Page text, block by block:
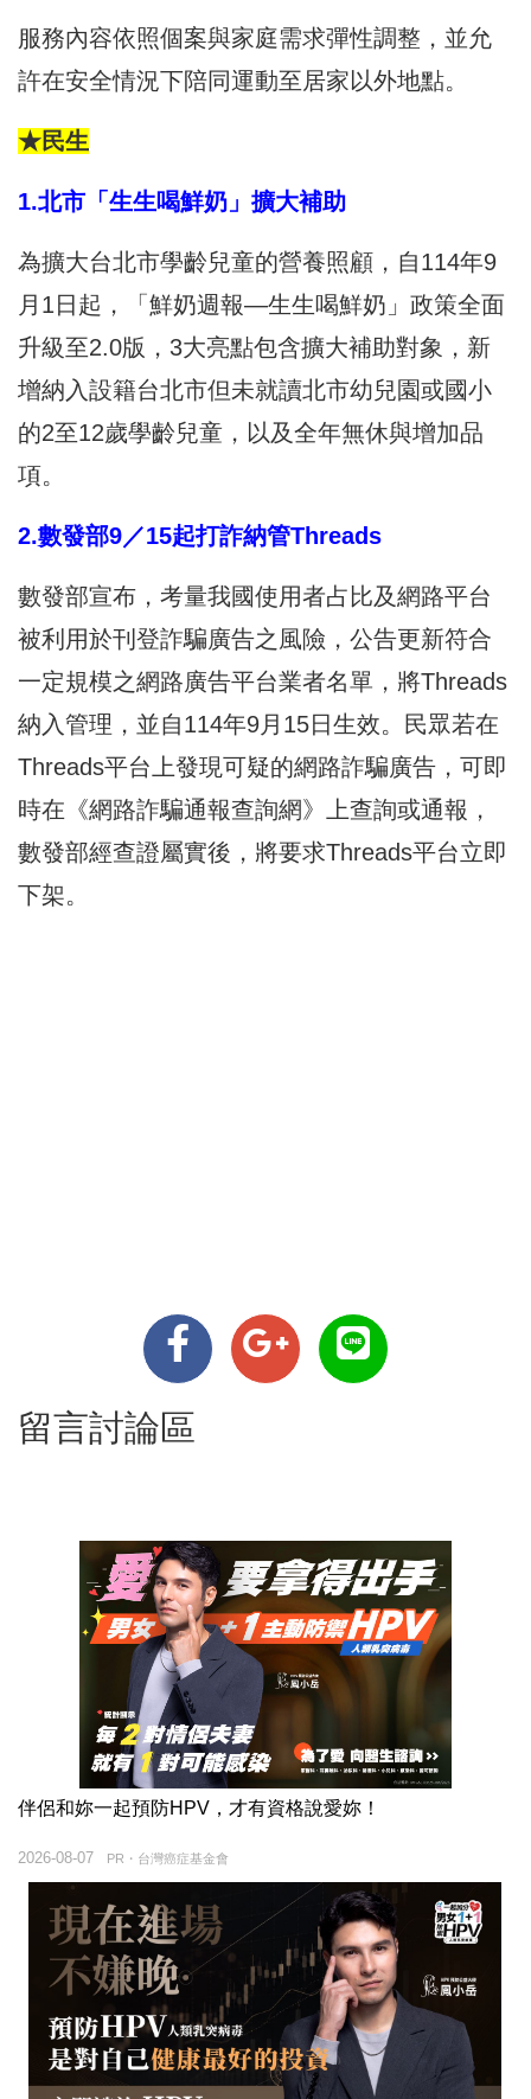
服務內容依照個案與家庭需求彈性調整，並允
許在安全情況下陪同運動至居家以外地點。
★民生
1.北市「生生喝鮮奶」擴大補助
為擴大台北市學齡兒童的營養照顧，自114年9
月1日起，「鮮奶週報—生生喝鮮奶」政策全面
升級至2.0版，3大亮點包含擴大補助對象，新
增納入設籍台北市但未就讀北市幼兒園或國小
的2至12歲學齡兒童，以及全年無休與增加品
項。
2.數發部9／15起打詐納管Threads
數發部宣布，考量我國使用者占比及網路平台
被利用於刊登詐騙廣告之風險，公告更新符合
一定規模之網路廣告平台業者名單，將Threads
納入管理，並自114年9月15日生效。民眾若在
Threads平台上發現可疑的網路詐騙廣告，可即
時在《網路詐騙通報查詢網》上查詢或通報，
數發部經查證屬實後，將要求Threads平台立即
下架。
留言討論區
伴侶和妳一起預防HPV，才有資格說愛妳！
PR・台灣癌症基金會
2026-08-07